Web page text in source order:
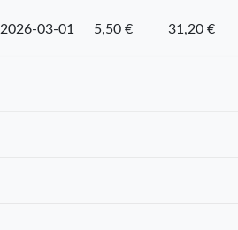
2026-03-01 5,50 € 31,20 €